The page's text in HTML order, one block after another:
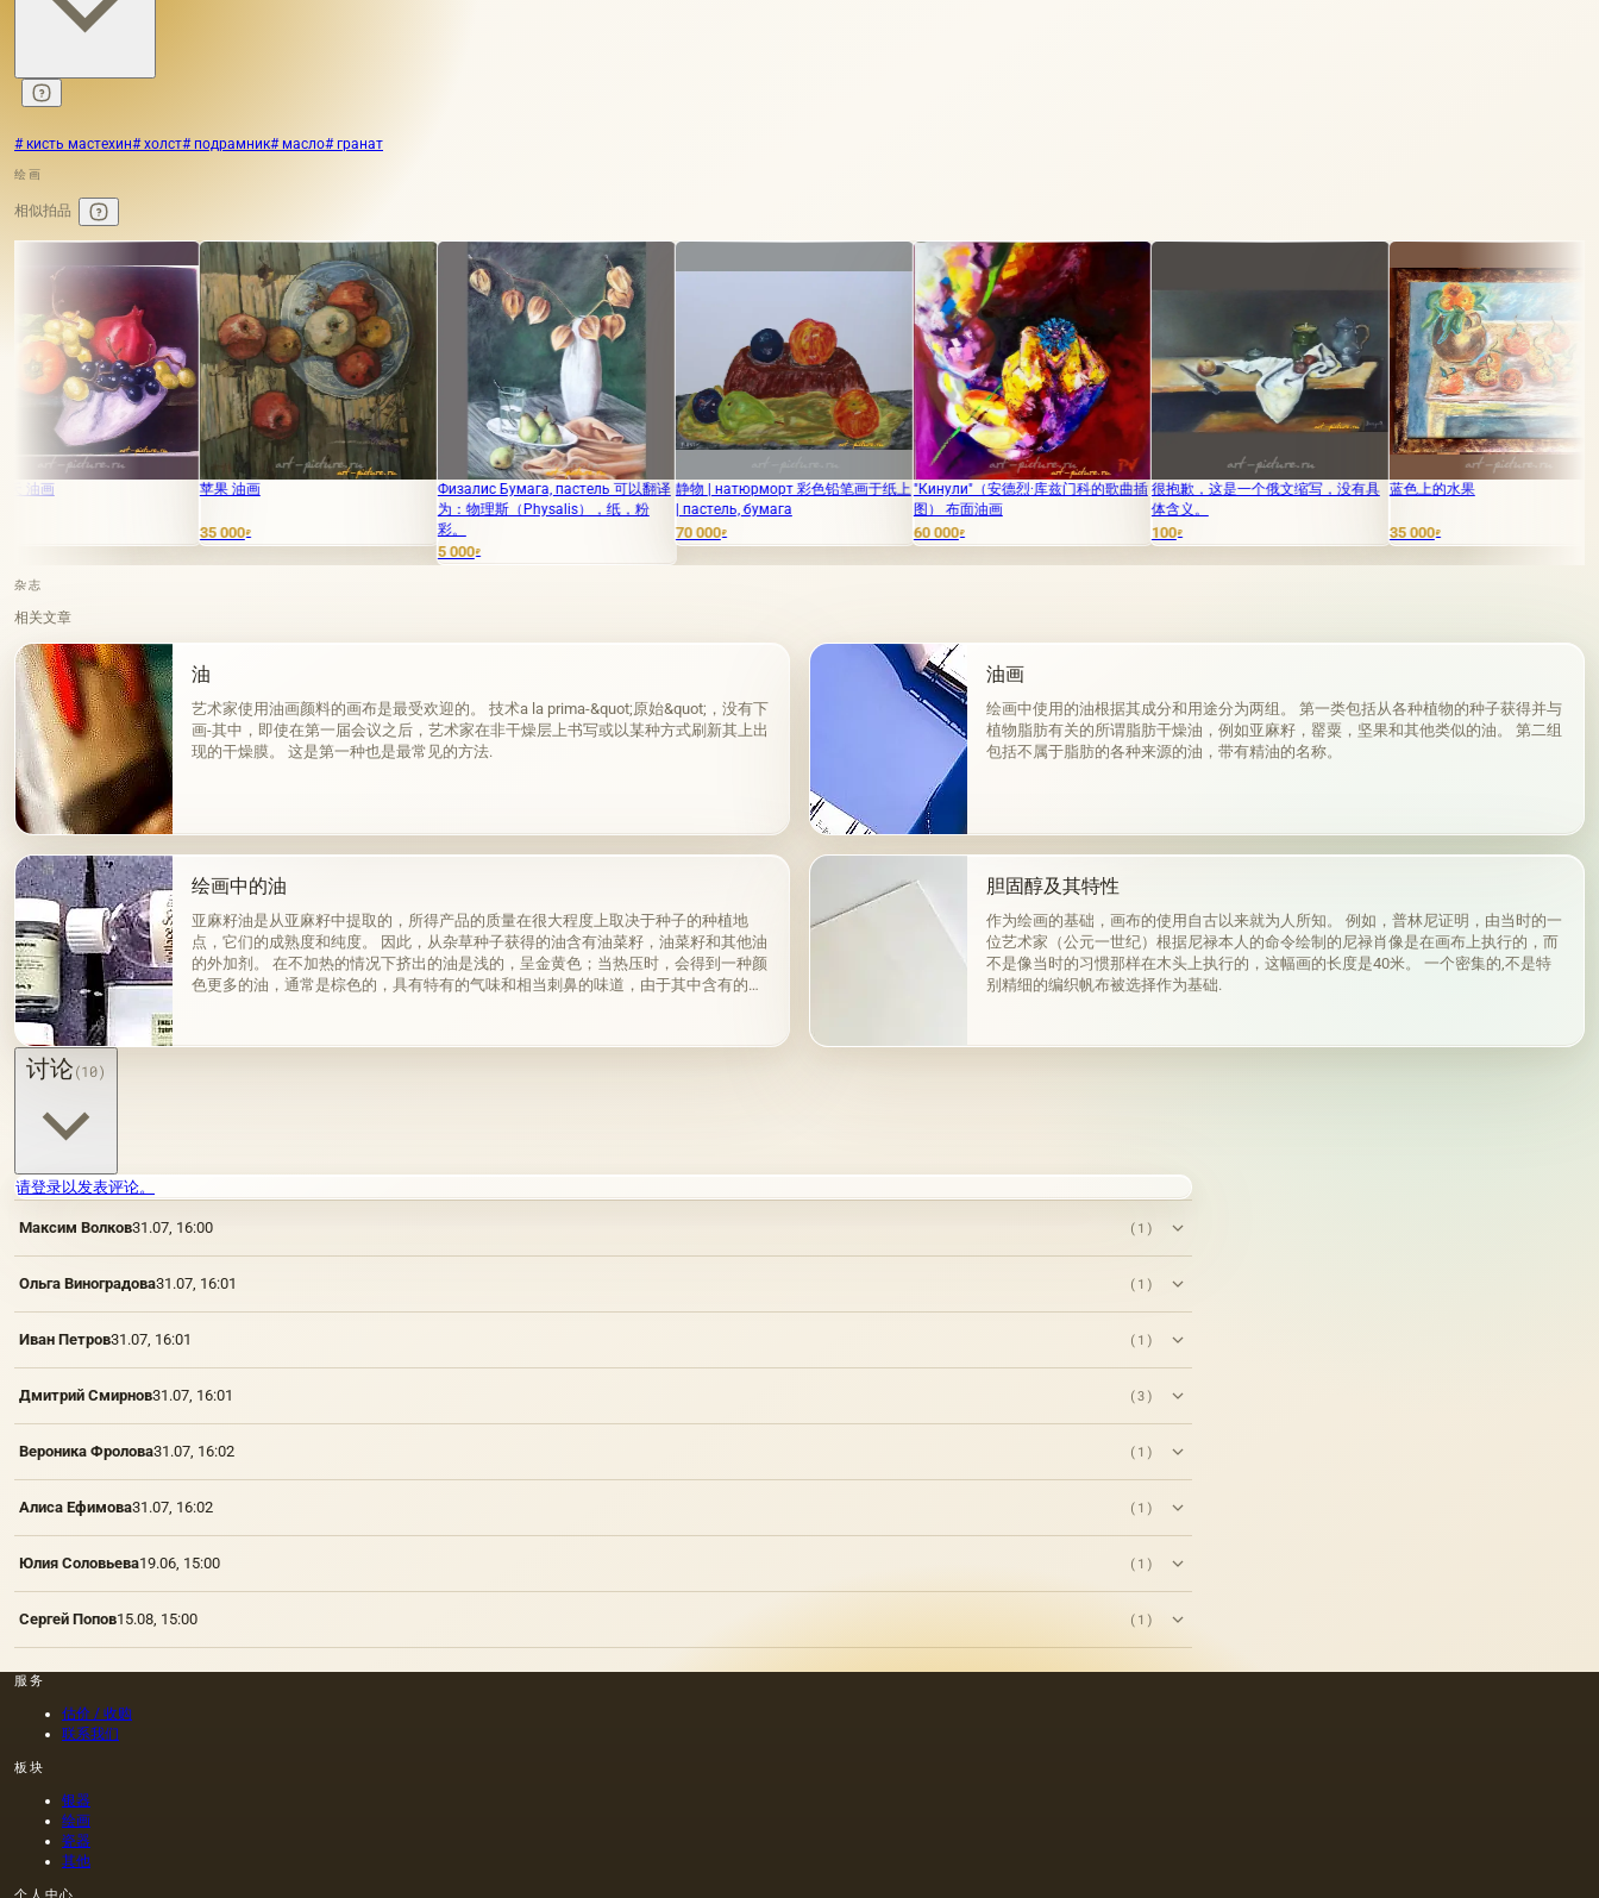
# кисть мастехин# холст# подрамник# масло# гранат
绘画
相似拍品
Физалис Бумага, пастель 可以翻译
为：物理斯（Physalis），纸，粉
5 000
静物 | натюрморт 彩色铅笔画于纸上
| пастель, бумага
"Кинули"（安德烈·库兹门科的歌曲插 很抱歉，这是一个俄文缩写，没有具 蓝色上的水果
杂志
相关文章
油
艺术家使用油画颜料的画布是最受欢迎的。 技术a la prima-&quot;原始&quot;，没有下
画-其中，即使在第一届会议之后，艺术家在非干燥层上书写或以某种方式刷新其上出
现的干燥膜。 这是第一种也是最常见的方法.
油画
绘画中使用的油根据其成分和用途分为两组。 第一类包括从各种植物的种子获得并与
植物脂肪有关的所谓脂肪干燥油，例如亚麻籽，罂粟，坚果和其他类似的油。 第二组
包括不属于脂肪的各种来源的油，带有精油的名称。
绘画中的油
亚麻籽油是从亚麻籽中提取的，所得产品的质量在很大程度上取决于种子的种植地
点，它们的成熟度和纯度。 因此，从杂草种子获得的油含有油菜籽，油菜籽和其他油
的外加剂。 在不加热的情况下挤出的油是浅的，呈金黄色；当热压时，会得到一种颜
色更多的油，通常是棕色的，具有特有的气味和相当刺鼻的味道，由于其中含有的外
胆固醇及其特性
作为绘画的基础，画布的使用自古以来就为人所知。 例如，普林尼证明，由当时的一
位艺术家（公元一世纪）根据尼禄本人的命令绘制的尼禄肖像是在画布上执行的，而
不是像当时的习惯那样在木头上执行的，这幅画的长度是40米。 一个密集的,不是特
别精细的编织帆布被选择作为基础.
讨论(10)
请登录以发表评论。
Максим Волков31.07, 16:00 (1)
Ольга Виноградова31.07, 16:01 (1)
Иван Петров31.07, 16:01 (1)
Дмитрий Смирнов31.07, 16:01 (3)
Вероника Фролова31.07, 16:02 (1)
Алиса Ефимова31.07, 16:02 (1)
Юлия Соловьева19.06, 15:00 (1)
Сергей Попов15.08, 15:00 (1)
服务
估价 / 收购
联系我们
板块
银器
绘画
瓷器
其他
个人中心